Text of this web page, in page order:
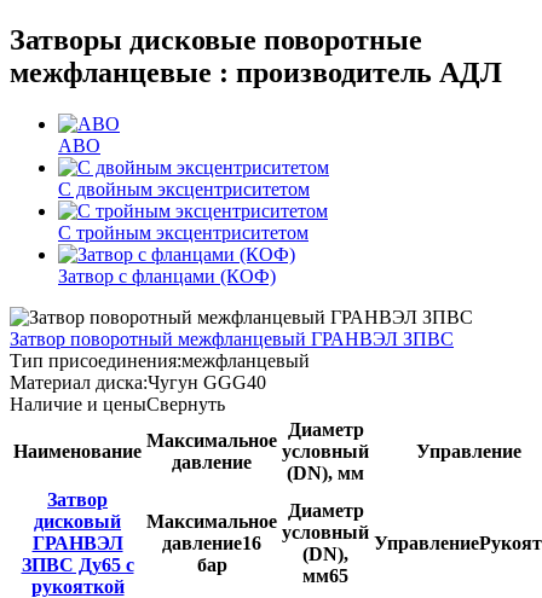
Затворы дисковые поворотные
межфланцевые : производитель АДЛ
ABO
С двойным эксцентриситетом
С тройным эксцентриситетом
Затвор с фланцами (КОФ)
Затвор поворотный межфланцевый ГРАНВЭЛ ЗПВС
Тип присоединения:межфланцевый
Материал диска:Чугун GGG40
Наличие и ценыСвернуть
Наименование
Максимальное
давление
Диаметр
условный
(DN), мм
Управление
Затвор
дисковый
ГРАНВЭЛ
ЗПВС Ду65 с
рукояткой
Максимальное
давление16
бар
Диаметр
условный
(DN),
мм65
Управление